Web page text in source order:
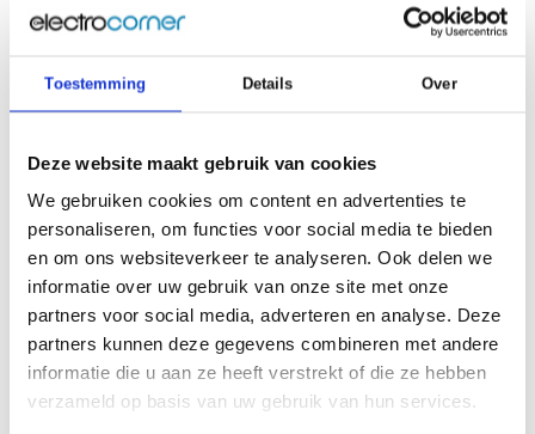
Toestemming Details Over
Deze website maakt gebruik van cookies
We gebruiken cookies om content en advertenties te
personaliseren, om functies voor social media te bieden
en om ons websiteverkeer te analyseren. Ook delen we
informatie over uw gebruik van onze site met onze
partners voor social media, adverteren en analyse. Deze
partners kunnen deze gegevens combineren met andere
informatie die u aan ze heeft verstrekt of die ze hebben
verzameld op basis van uw gebruik van hun services.
Gamen
Geschikt *
Specificaties
Schermdiagonaal:
16.1 inch (40,9 cm)
Scherm resolutie:
1920 x 1080 (Full HD)
-
Scherm reflectie:
Ontspiegeld
Scherm omklapbaar:
-